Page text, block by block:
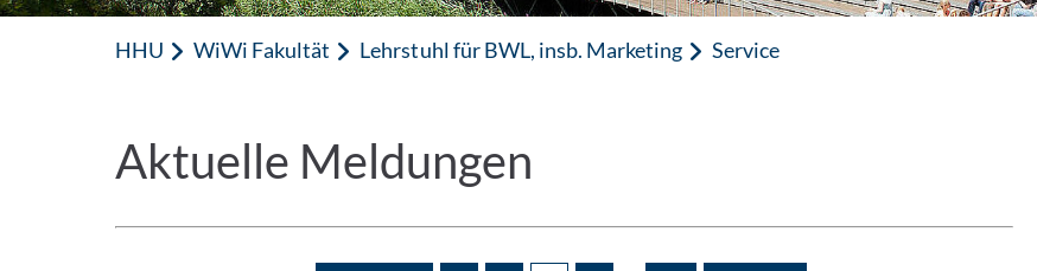
HHU WiWi Fakultät Lehrstuhl für BWL, insb. Marketing Service
Aktuelle Meldungen